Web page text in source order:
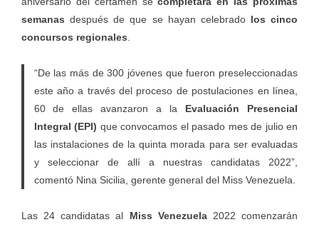
semanasdespués de que se hayan celebrado los cinco
concursos regionales
“De las más de 300 jóvenes que fueron preseleccionadas
este año a través del proceso de postulaciones en línea,
60 de ellas avanzaron a la Evaluación Presencial
Integral (EPI) que convocamos el pasado mes de julio en
las instalaciones de la quinta morada para ser evaluadas
y seleccionar de allí a nuestras candidatas 2022”,
comentó Nina Sicilia, gerente general del Miss Venezuela.
Las 24 candidatas al Miss Venezuela2022 comenzarán